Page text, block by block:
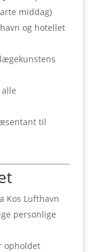
middag)
og hotellet
til
Kos Lufthavn
personlige
opholdet